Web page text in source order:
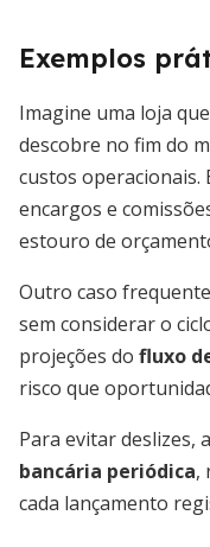
Exemplos
Imagine uma loja
descobre no fim do
custos operacionais.
encargos e
estouro de
Outro caso
sem considerar o
projeções do fluxo
risco que
Para evitar deslizes,
bancária periódica,
cada lançamento